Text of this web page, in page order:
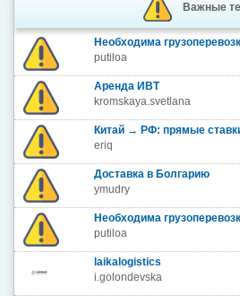
Важные
Необходима
putiloa
Аренда ИВТ
kromskaya.svetlana
Китай → РФ: прямые
eriq
Доставка в Болгарию
ymudry
Необходима
putiloa
laikalogistics
i.golondevska